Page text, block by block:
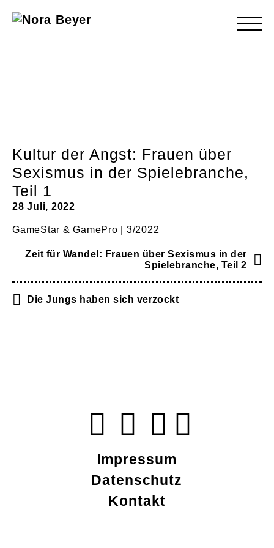
Kultur der Angst: Frauen über
Sexismus in der Spielebranche,
Teil 1
28 Juli, 2022
GameStar & GamePro | 3/2022
Zeit für Wandel: Frauen über Sexismus in der
Spielebranche, Teil 2
Die Jungs haben sich verzockt
Impressum
Datenschutz
Kontakt